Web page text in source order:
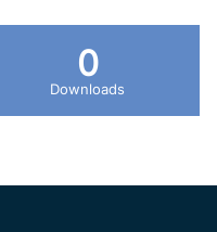
0
Downloads